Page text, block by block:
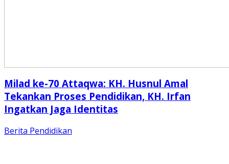
Milad ke-70 Attaqwa: KH. Husnul Amal
Tekankan Proses Pendidikan, KH. Irfan
Ingatkan Jaga Identitas
Berita Pendidikan